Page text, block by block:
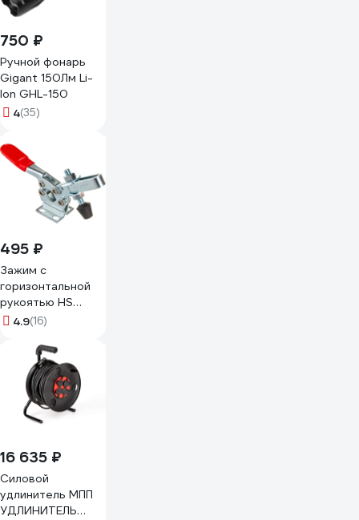
750 ₽
Ручной фонарь
Gigant 150Лм Li-
Ion GHL-150
4(35)
495 ₽
Зажим с
горизонтальной
рукоятью HS
CLAMP HS-225-D
4.9(16)
16 635 ₽
Силовой
удлинитель МПП
УДЛИНИТЕЛЬ